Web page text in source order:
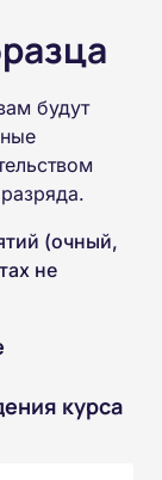
будут
(очный,
не
курса